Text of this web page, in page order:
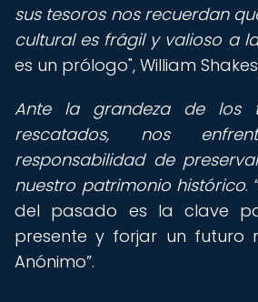
sus tesoros nos recuerdan
cultural es frágil y valioso a
es un prólogo", William
Ante la grandeza de los
rescatados, nos
responsabilidad de
nuestro patrimonio histórico.
del pasado es la clave
presente y forjar un futuro
Anónimo .